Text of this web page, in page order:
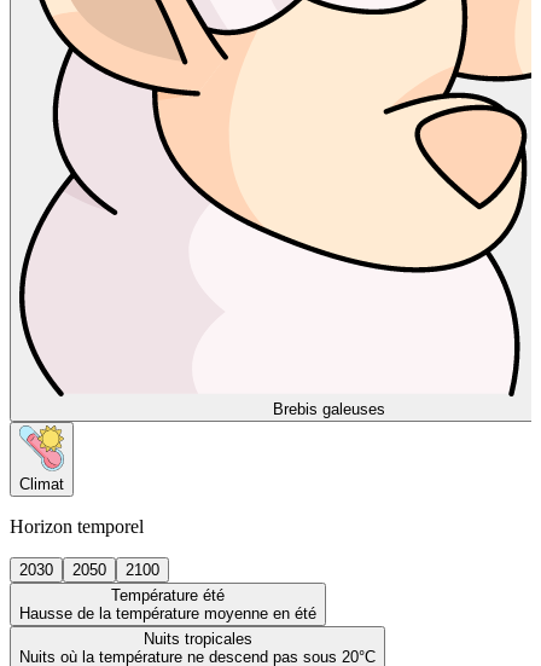
Brebis galeuses
Climat
Horizon temporel
2030 2050
2100
Température été
Hausse de la température moyenne en été
Nuits tropicales
Nuits où la température ne descend pas sous 20°C